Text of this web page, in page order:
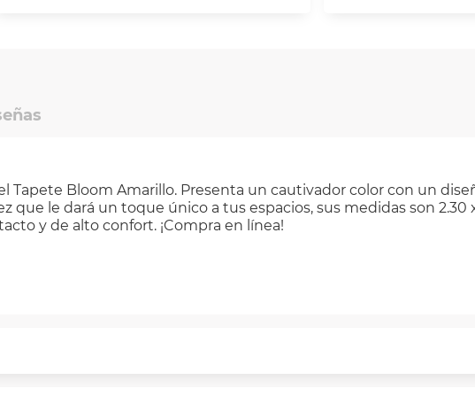
Tapete Bloom Amarillo. Presenta un cautivador color con un
que le dará un toque único a tus espacios, sus medidas son 2.30
y de alto confort. ¡Compra en línea!